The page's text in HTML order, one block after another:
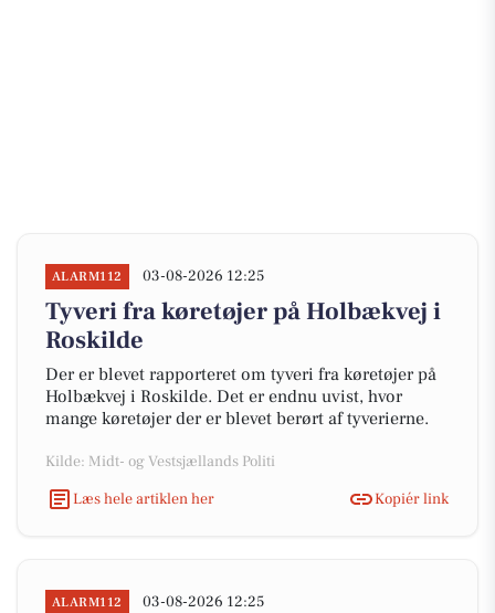
ALARM112 03-08-2026 12:25
Tyveri fra køretøjer på Holbækvej i
Roskilde
Der er blevet rapporteret om tyveri fra køretøjer på
Holbækvej i Roskilde. Det er endnu uvist, hvor
mange køretøjer der er blevet berørt af tyverierne.
Kilde: Midt- og Vestsjællands Politi
Læs hele artiklen her
Kopiér link
ALARM112 03-08-2026 12:25